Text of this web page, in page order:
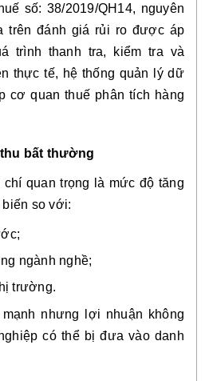
số: 38/2019/QH14, nguyên
trên đánh giá rủi ro được áp
trình thanh tra, kiểm tra và
thực tế, hệ thống quản lý dữ
cơ quan thuế phân tích hàng
bất thường
chí quan trọng là mức độ tăng
biến so với:
ngành nghề;
trường.
nhưng lợi nhuận không
có thể bị đưa vào danh